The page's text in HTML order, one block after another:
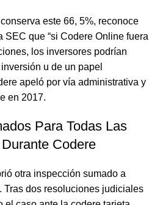
este 66, 5%, reconoce
que “si Codere Online fuera
los inversores podrían
u de un papel
apeló por vía administrativa y
en 2017.
Para Todas Las
Codere
otra inspección sumado a
Tras dos resoluciones judiciales